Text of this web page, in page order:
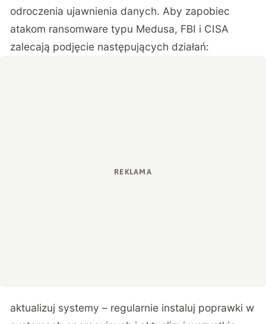
odroczenia ujawnienia danych. Aby zapobiec
atakom ransomware typu Medusa, FBI i CISA
zalecają podjęcie następujących działań:
aktualizuj systemy – regularnie instaluj poprawki w